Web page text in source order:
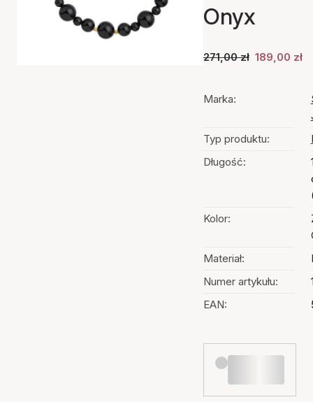
Onyx
271,00 zł 189,00 zł
Marka:
Typ produktu:
Długość:
Kolor:
Materiał:
Numer artykułu:
EAN: